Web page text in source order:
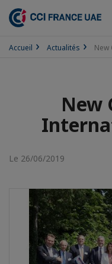
Accueil Actualités New
New
Le 26/06/2019